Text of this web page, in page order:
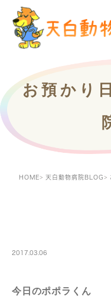
お預かり
HOME 天白動物病院BLOG
2017.03.06
今日のポポラくん